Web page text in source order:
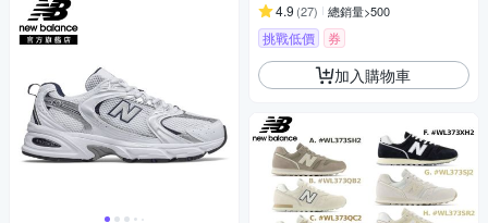
4.9 (27) 總銷量>500
挑戰低價 券
加入購物車